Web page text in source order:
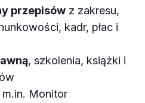
przepisówz zakresu,
kadr, płac i
, szkolenia, książki i
m.in. Monitor